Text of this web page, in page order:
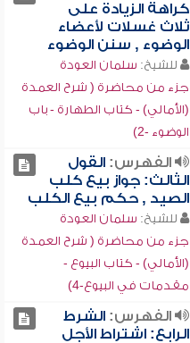
كراهة الزيادة على
ثلاث غسلات لأعضاء
الوضوء , سنن الوضوء
للشيخ: سلمان العودة
جزء من محاضرة ( شرح العمدة
(الأمالي) - كتاب الطهارة - باب
الوضوء -2)
الفهرس:القول
الثالث: جواز بيع كلب
الصيد , حكم بيع الكلب
للشيخ: سلمان العودة
جزء من محاضرة ( شرح العمدة
(الأمالي) - كتاب البيوع -
مقدمات في البيوع-4)
الفهرس:الشرط
الرابع: اشتراط الأجل